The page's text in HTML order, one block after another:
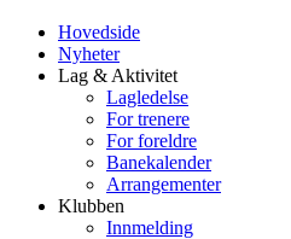
Hovedside
Nyheter
Lag & Aktivitet
Lagledelse
For trenere
For foreldre
Banekalender
Arrangementer
Klubben
Innmelding